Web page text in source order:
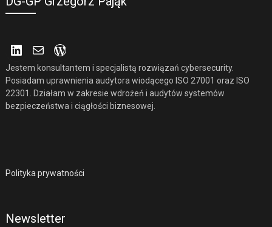
LinkedIn
Mail
Jestem konsultantem i specjalistą rozwiązań cybersecurity.
Posiadam uprawnienia audytora wiodącego ISO 27001 oraz ISO
22301. Działam w zakresie wdrożeń i audytów systemów
bezpieczeństwa i ciągłości biznesowej.
Polityka prywatności
Newsletter